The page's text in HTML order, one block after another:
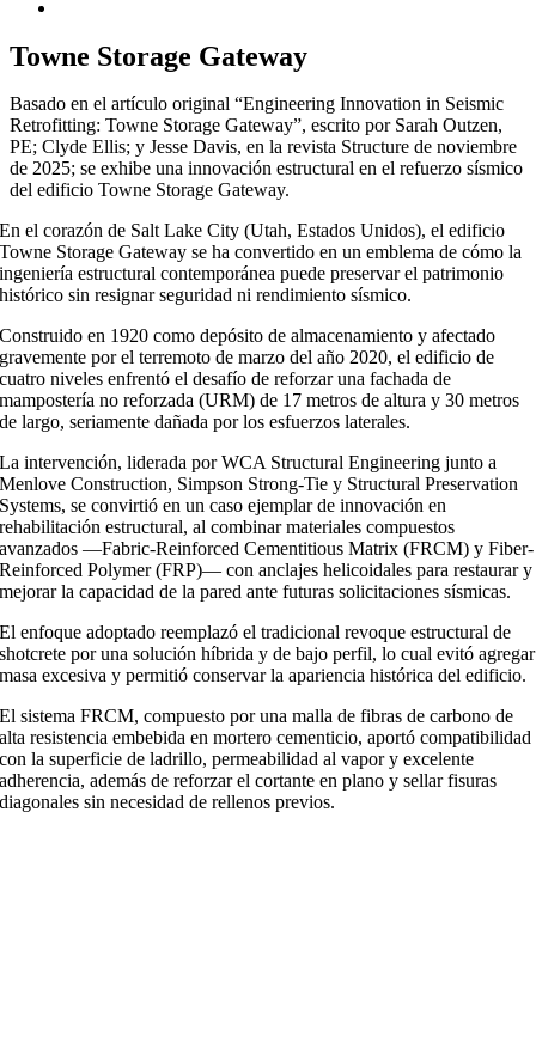
Towne Storage Gateway
Basado en el artículo original “Engineering Innovation in Seismic
Retrofitting: Towne Storage Gateway”, escrito por Sarah Outzen,
PE; Clyde Ellis; y Jesse Davis, en la revista Structure de noviembre
de 2025; se exhibe una innovación estructural en el refuerzo sísmico
del edificio Towne Storage Gateway.
En el corazón de Salt Lake City (Utah, Estados Unidos), el edificio
Towne Storage Gateway se ha convertido en un emblema de cómo la
ingeniería estructural contemporánea puede preservar el patrimonio
histórico sin resignar seguridad ni rendimiento sísmico.
Construido en 1920 como depósito de almacenamiento y afectado
gravemente por el terremoto de marzo del año 2020, el edificio de
cuatro niveles enfrentó el desafío de reforzar una fachada de
mampostería no reforzada (URM) de 17 metros de altura y 30 metros
de largo, seriamente dañada por los esfuerzos laterales.
La intervención, liderada por WCA Structural Engineering junto a
Menlove Construction, Simpson Strong-Tie y Structural Preservation
Systems, se convirtió en un caso ejemplar de innovación en
rehabilitación estructural, al combinar materiales compuestos
avanzados —Fabric-Reinforced Cementitious Matrix (FRCM) y Fiber-
Reinforced Polymer (FRP)— con anclajes helicoidales para restaurar y
mejorar la capacidad de la pared ante futuras solicitaciones sísmicas.
El enfoque adoptado reemplazó el tradicional revoque estructural de
shotcrete por una solución híbrida y de bajo perfil, lo cual evitó agregar
masa excesiva y permitió conservar la apariencia histórica del edificio.
El sistema FRCM, compuesto por una malla de fibras de carbono de
alta resistencia embebida en mortero cementicio, aportó compatibilidad
con la superficie de ladrillo, permeabilidad al vapor y excelente
adherencia, además de reforzar el cortante en plano y sellar fisuras
diagonales sin necesidad de rellenos previos.